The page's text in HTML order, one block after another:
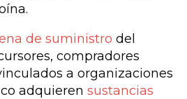
de suministro del
compradores
a organizaciones
adquierensustancias